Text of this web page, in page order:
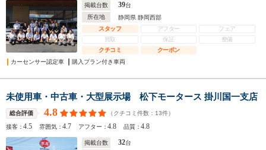
掲載台数 39台
所在地
静岡県 静岡西部
スタッフ
アフター
フェア
買取
保証
整備
クチコミ
クーポン
カーセンサー認定車
購入プラン付き車両
未使用車・中古車・大型展示場 松下モータース 掛川国一支店
総合評価 4.8 （クチコミ件数： 13件）
接客：4.5 雰囲気：4.7 アフター：4.8 品質：4.8
掲載台数 32台